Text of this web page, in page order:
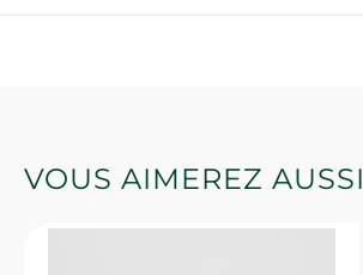
VOUS AIMEREZ AUSSI